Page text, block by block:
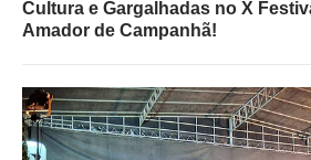
Cultura e Gargalhadas no X
Amador de Campanhã!